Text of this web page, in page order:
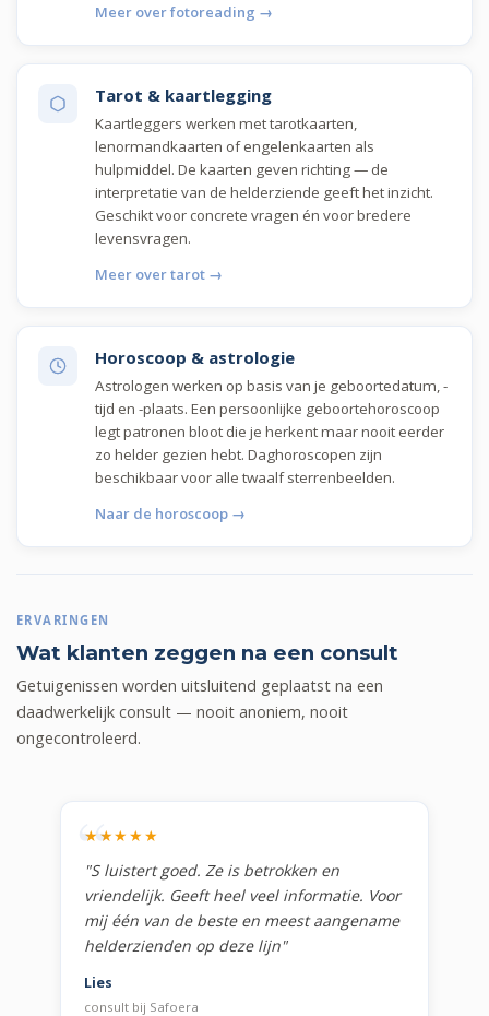
Meer over fotoreading →
Tarot & kaartlegging
Kaartleggers werken met tarotkaarten,
lenormandkaarten of engelenkaarten als
hulpmiddel. De kaarten geven richting — de
interpretatie van de helderziende geeft het inzicht.
Geschikt voor concrete vragen én voor bredere
levensvragen.
Meer over tarot →
Horoscoop & astrologie
Astrologen werken op basis van je geboortedatum, -
tijd en -plaats. Een persoonlijke geboortehoroscoop
legt patronen bloot die je herkent maar nooit eerder
zo helder gezien hebt. Daghoroscopen zijn
beschikbaar voor alle twaalf sterrenbeelden.
Naar de horoscoop →
ERVARINGEN
Wat klanten zeggen na een consult
Getuigenissen worden uitsluitend geplaatst na een
daadwerkelijk consult — nooit anoniem, nooit
ongecontroleerd.
★★★★★
"S luistert goed. Ze is betrokken en
vriendelijk. Geeft heel veel informatie. Voor
mij één van de beste en meest aangename
helderzienden op deze lijn"
Lies
consult bij Safoera